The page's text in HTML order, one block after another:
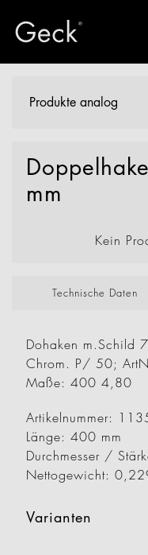
Produkte analog
mm
Kein
Technische Daten
Dohaken m.Schild
Chrom. P/ 50;
Maße: 400 4,80
Artikelnummer:
Länge: 400 mm
Durchmesser /
Nettogewicht:
Varianten